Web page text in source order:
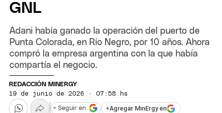
GNL
Adani había ganado la operación del puerto de
Punta Colorada, en Río Negro, por 10 años. Ahora
compró la empresa argentina con la que había
compartía el negocio.
REDACCIÓN MINERGY
19 de junio de 2026 · 07:58 hs
+Agregar MinErgy en
+ Seguir en